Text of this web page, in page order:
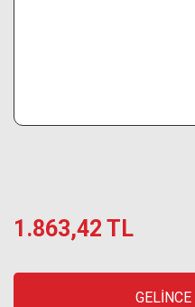
1.863,42 TL